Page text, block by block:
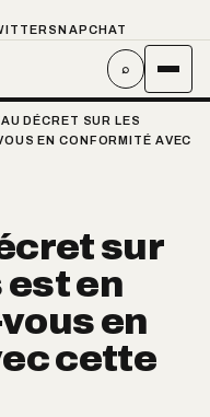
SNAPCHAT
⌕
DÉCRET SUR LES
EN CONFORMITÉ AVEC
sur
est en
en
cette